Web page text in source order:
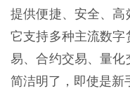
提供便捷、安全、高
它支持多种主流数
易、合约交易、量化
简洁明了，即使是新